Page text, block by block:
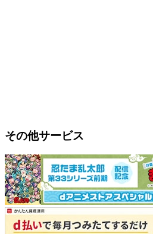
その他サービス